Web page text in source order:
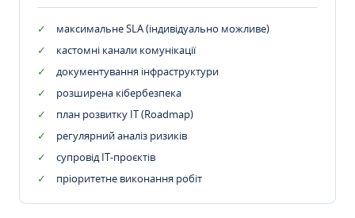
максимальне SLA (індивідуально можливе)
кастомні канали комунікації
документування інфраструктури
розширена кібербезпека
план розвитку IT (Roadmap)
регулярний аналіз ризиків
супровід ІТ-проєктів
пріоритетне виконання робіт